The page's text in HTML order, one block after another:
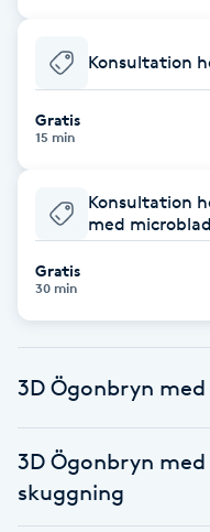
Eyeliner-tatuering
Face framing
Faceliftmassage
Fet hårbotten
Fettreducering
Fotmassage
Konsultation
Gratis
15 min
Konsultation
med
Gratis
30 min
3D Ögonbryn
3D Ögonbryn
skuggning